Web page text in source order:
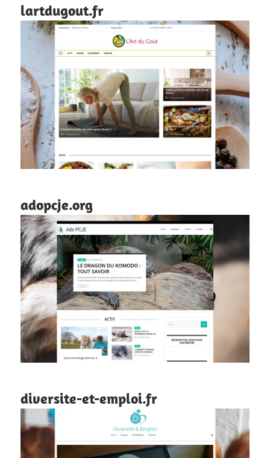
lartdugout.fr
adopcje.org
diversite-et-emploi.fr